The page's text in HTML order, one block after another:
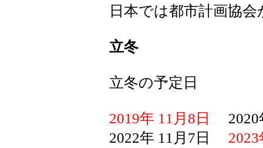
日本では都市計画協
立冬
立冬の予定日
2019年 11月8日
2020
2022年 11月7日